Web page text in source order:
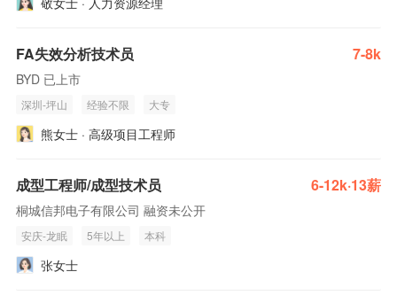
FA失效分析技术员 7-8k
BYD 已上市
深圳-坪山 经验不限 大专
熊女士 · 高级项目工程师
成型工程师/成型技术员 6-12k·13薪
桐城信邦电子有限公司 融资未公开
安庆-龙眠 5年以上 本科
张女士